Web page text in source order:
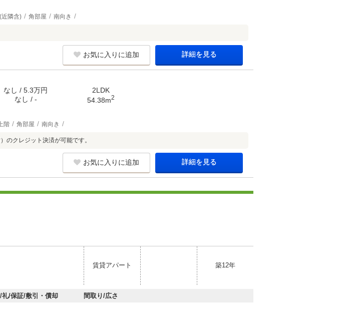
近隣含) 角部屋 南向き
お気に入りに追加 詳細を見る
なし / 5.3万円
なし / -
2LDK
54.38m2
階 角部屋 南向き
のクレジット決済が可能です。
お気に入りに追加 詳細を見る
賃貸アパート 築12年
礼/保証/敷引・償却 間取り/広さ